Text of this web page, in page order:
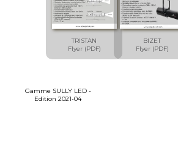
TRISTAN
Flyer (PDF)
BIZET
Flyer (PDF)
Gamme SULLY LED -
Edition 2021-04